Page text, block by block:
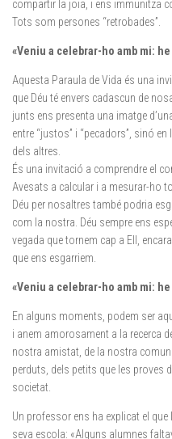
compartir la joia, i ens immunitza
Tots som persones “retrobades”.
«Veniu a celebrar-ho amb mi:
Aquesta Paraula de Vida és una
que Déu té envers cadascun de
junts ens presenta una imatge
entre “justos” i “pecadors”, sinó
dels altres.
És una invitació a comprendre el
Avesats a calcular i a mesurar-ho
Déu per nosaltres també podria
com la nostra. Déu sempre ens
vegada que tornem cap a Ell,
que ens esgarriem.
«Veniu a celebrar-ho amb mi:
En alguns moments, podem ser
i anem amorosament a la recerca
nostra amistat, de la nostra
perduts, dels petits que les proves
societat.
Un professor ens ha explicat el
seva escola: «Alguns alumnes